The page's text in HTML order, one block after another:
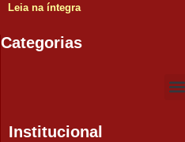
Leia na íntegra
Categorias
Institucional